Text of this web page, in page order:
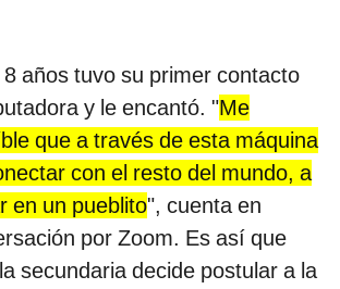
años tuvo su primer contacto
y le encantó. "Me
que a través de esta máquina
con el resto del mundo, a
en un pueblito", cuenta en
por Zoom. Es así que
secundaria decide postular a la